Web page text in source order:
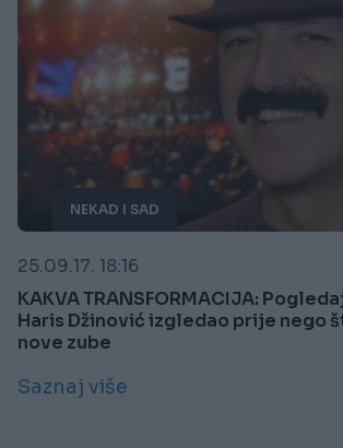
NEKAD I SAD
25.09.17. 18:16
KAKVA TRANSFORMACIJA:
Haris Džinović izgledao prije nego
nove zube
Saznaj više